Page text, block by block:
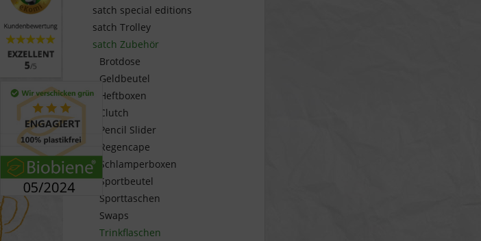
satch special editions
satch Trolley
satch Zubehör
Brotdose
Geldbeutel
Heftboxen
Clutch
Pencil Slider
Regencape
Schlamperboxen
Sportbeutel
Sporttaschen
Swaps
Trinkflaschen